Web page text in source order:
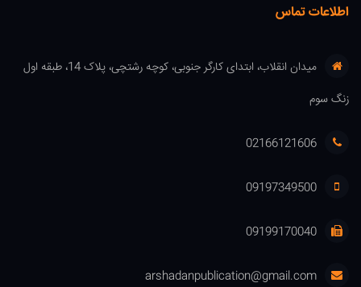
اطلاعات تماس
میدان انقلاب، ابتدای کارگر جنوبی، کوچه رشتچی، پلاک 14، طبقه اول
زنگ سوم
02166121606
09197349500
09199170040
arshadanpublication@gmail.com